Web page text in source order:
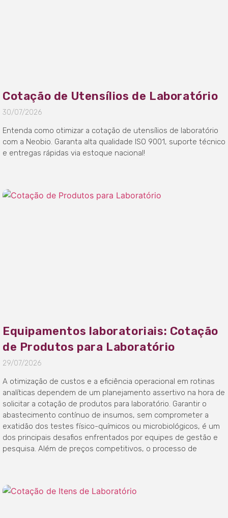
Cotação de Utensílios de Laboratório
30/07/2026
Entenda como otimizar a cotação de utensílios de laboratório
com a Neobio. Garanta alta qualidade ISO 9001, suporte técnico
e entregas rápidas via estoque nacional!
Equipamentos laboratoriais: Cotação
de Produtos para Laboratório
29/07/2026
A otimização de custos e a eficiência operacional em rotinas
analíticas dependem de um planejamento assertivo na hora de
solicitar a cotação de produtos para laboratório. Garantir o
abastecimento contínuo de insumos, sem comprometer a
exatidão dos testes físico-químicos ou microbiológicos, é um
dos principais desafios enfrentados por equipes de gestão e
pesquisa. Além de preços competitivos, o processo de